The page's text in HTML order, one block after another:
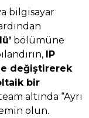
bilgisayar
bölümüne
IP
değiştirerek
bir
altında “Ayrı
olun.